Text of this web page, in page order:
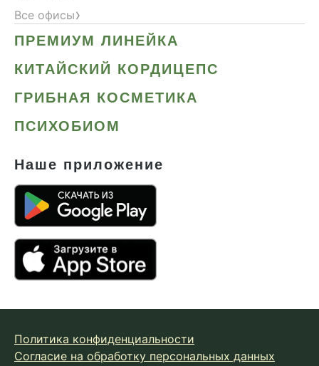
Все офисы›
ПРЕМИУМ ЛИНЕЙКА
КИТАЙСКИЙ КОРДИЦЕПС
ГРИБНАЯ КОСМЕТИКА
ПСИХОБИОМ
Наше приложение
Политика конфиденциальности
Согласие на обработку персональных данных